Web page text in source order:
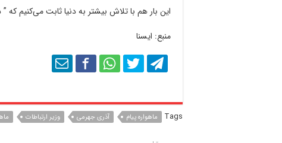
این بار هم با تلاش بیشتر به دنیا ثابت می‌کنیم
منبع: ایسنا
Tags ماهواره پیام آذری جهرمی وزیر ارتباطات